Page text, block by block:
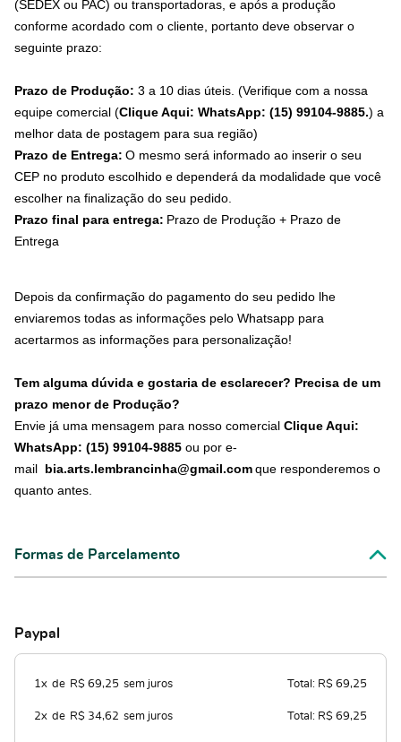
(SEDEX ou PAC) ou transportadoras, e após a produção
conforme acordado com o cliente, portanto deve observar o
seguinte prazo:
Prazo de Produção: 3 a 10 dias úteis. (Verifique com a nossa
equipe comercial (Clique Aqui: WhatsApp: (15) 99104-9885.) a
melhor data de postagem para sua região)
Prazo de Entrega: O mesmo será informado ao inserir o seu
CEP no produto escolhido e dependerá da modalidade que você
escolher na finalização do seu pedido.
Prazo final para entrega: Prazo de Produção + Prazo de
Entrega
Depois da confirmação do pagamento do seu pedido lhe
enviaremos todas as informações pelo Whatsapp para
acertarmos as informações para personalização!
Tem alguma dúvida e gostaria de esclarecer? Precisa de um
prazo menor de Produção?
Envie já uma mensagem para nosso comercial Clique Aqui:
WhatsApp: (15) 99104-9885 ou por e-
mail bia.arts.lembrancinha@gmail.comque responderemos o
quanto antes.
Formas de Parcelamento
Paypal
1x de R$ 69,25 sem juros Total: R$ 69,25
2x de R$ 34,62 sem juros Total: R$ 69,25